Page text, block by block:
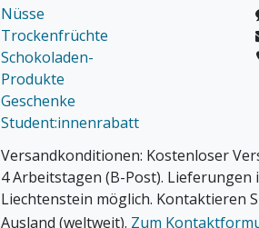
Nüsse
Trockenfrüchte
Schokoladen-
Produkte
Geschenke
Student:innenrabatt
Versandkonditionen: Kostenloser
4 Arbeitstagen (B-Post). Lieferungen
Liechtenstein möglich. Kontaktieren
Ausland (weltweit). Zum